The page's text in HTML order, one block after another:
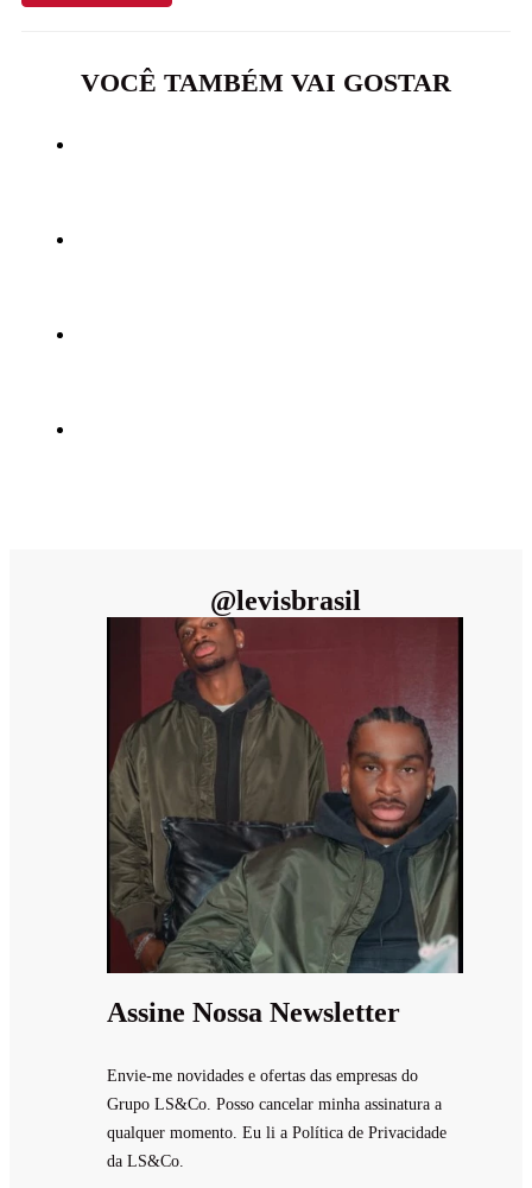
VOCÊ TAMBÉM VAI GOSTAR
@levisbrasil
Assine Nossa Newsletter
Envie-me novidades e ofertas das empresas do
Grupo LS&Co. Posso cancelar minha assinatura a
qualquer momento. Eu li a Política de Privacidade
da LS&Co.